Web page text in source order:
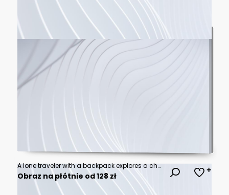
A lone traveler with a backpack explores a charming cobblestone street lined with ancient stone buildings and vibrant red flowers.
Obraz na płótnie od 128 zł